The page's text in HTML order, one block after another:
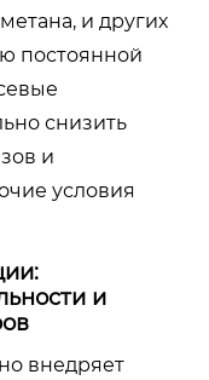
и других
постоянной
снизить
и
условия
и
внедряет